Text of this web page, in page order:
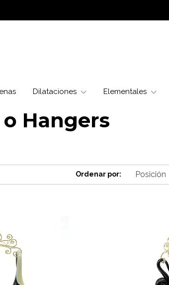
Dilataciones Elementales
Hangers
Ordenar por: